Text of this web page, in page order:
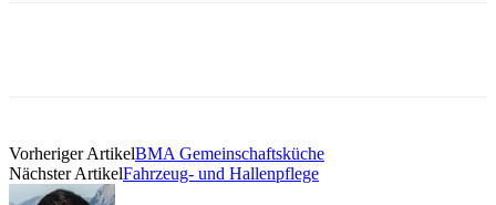
Vorheriger ArtikelBMA Gemeinschaftsküche
Nächster ArtikelFahrzeug- und Hallenpflege